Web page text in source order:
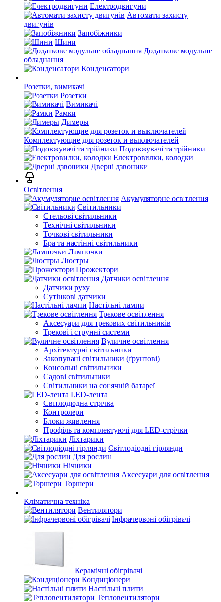
Електродвигуни
Автомати захисту
двигунів
Запобіжники
Шини
Додаткове модульне
обладнання
Конденсатори
Розетки, вимикачі
Розетки
Вимикачі
Рамки
Димеры
Комплектующие для розеток и выключателей
Подовжувачі та трійники
Електровилки, колодки
Дверні дзвоники
Освітлення
Акумуляторне освітлення
Світильники
Стельові світильники
Технічні світильники
Точкові світильники
Бра та настінні світильники
Лампочки
Люстры
Прожектори
Датчики освітлення
Датчики руху
Сутінкові датчики
Настільні лампи
Трекове освітлення
Аксесуари для трекових світильників
Трекові і струнні системи
Вуличне освітлення
Архітектурні світильники
Закопувані світильники (ґрунтові)
Консольні світильники
Садові світильники
Світильники на сонячній батареї
LED-лента
Світлодіодна стрічка
Контролери
Блоки живлення
Профіль та комплектуючі для LED-стрічки
Ліхтарики
Світлодіодні гірлянди
Для рослин
Нічники
Аксесуари для освітлення
Торшери
Кліматична техніка
Вентилятори
Інфрачервоні обігрівачі
Керамічні обігрівачі
Кондиціонери
Настільні плити
Тепловентилятори